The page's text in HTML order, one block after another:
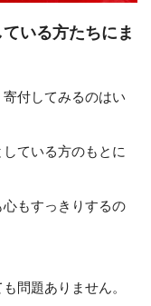
いる方たちにま
付してみるのはい
ている方のもとに
もすっきりするの
問題ありません。